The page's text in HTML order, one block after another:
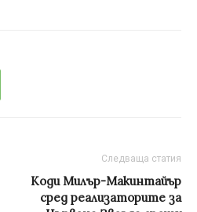
Следваща статия
Коди Милър-Макинтайър
сред реализаторите за